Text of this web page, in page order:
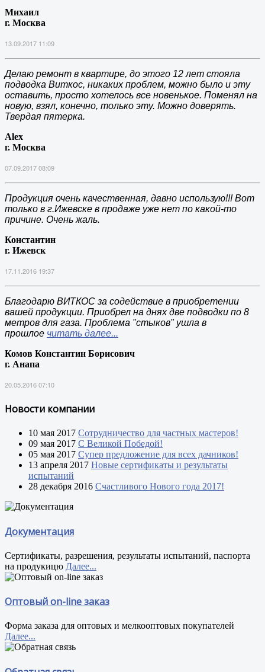
Михаил
г. Москва
13.09.2017 11:09
Делаю ремонт в квартире, до этого 12 лет стояла
подводка Виткос, никаких проблем, можно было и эту
оставить, просто хотелось все новенькое. Поменял на
новую, взял, конечно, только эту. Можно доверять.
Твердая пятерка.
Alex
г. Москва
07.09.2017 08:09
Продукция очень качественная, давно использую!!! Вот
только в г.Ижевске в продаже уже нет по какой-то
причине. Очень жаль.
Константин
г. Ижевск
17.11.2016 19:37
Благодарю ВИТКОС за содействие в приобретении
вашей продукции. Приобрел на днях две подводки по 8
метров для газа. Проблема "стыков" ушла в
прошлое читать далее...
Комов Константин Борисович
г. Анапа
20.05.2016 07:10
Новости компании
10 мая 2017 Сотрудничество для частных мастеров!
09 мая 2017 С Великой Победой!
05 мая 2017 Супер предложение для всех дачников!
13 апреля 2017 Новые сертификаты и результаты
испытаний
28 декабря 2016 Счастливого Нового года 2017!
Документация
Сертификаты, разрешения, результаты испытаний, паспорта
на продукицю Далее...
Оптовый on-line заказ
Форма заказа для оптовых и мелкооптовых покупателей
Далее...